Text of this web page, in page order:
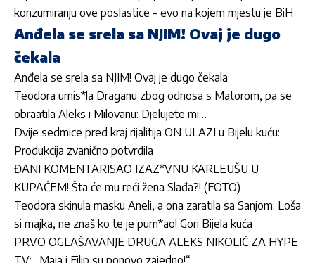
konzumiranju ove poslastice – evo na kojem mjestu je BiH
Anđela se srela sa NJIM! Ovaj je dugo
čekala
Anđela se srela sa NJIM! Ovaj je dugo čekala
Teodora urnis*la Draganu zbog odnosa s Matorom, pa se
obraatila Aleks i Milovanu: Djelujete mi…
Dvije sedmice pred kraj rijalitija ON ULAZI u Bijelu kuću:
Produkcija zvanično potvrdila
ĐANI KOMENTARISAO IZAZ*VNU KARLEUŠU U
KUPAĆEM! Šta će mu reći žena Slađa?! (FOTO)
Teodora skinula masku Aneli, a ona zaratila sa Sanjom: Loša
si majka, ne znaš ko te je pum*ao! Gori Bijela kuća
PRVO OGLAŠAVANJE DRUGA ALEKS NIKOLIĆ ZA HYPE